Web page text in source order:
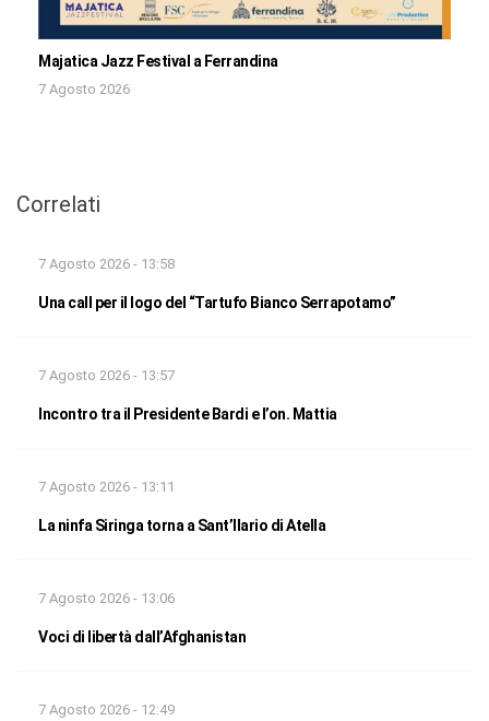
Majatica Jazz Festival a Ferrandina
7 Agosto 2026
Correlati
7 Agosto 2026 - 13:58
Una call per il logo del “Tartufo Bianco Serrapotamo”
7 Agosto 2026 - 13:57
Incontro tra il Presidente Bardi e l’on. Mattia
7 Agosto 2026 - 13:11
La ninfa Siringa torna a Sant’Ilario di Atella
7 Agosto 2026 - 13:06
Voci di libertà dall’Afghanistan
7 Agosto 2026 - 12:49